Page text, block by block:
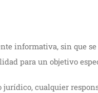
informativa, sin que
para un objetivo
cualquier